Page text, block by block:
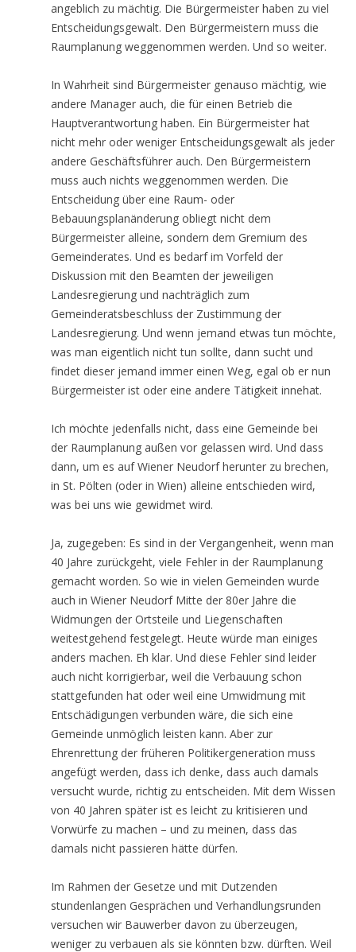
angeblich zu mächtig. Die Bürgermeister haben zu viel
Entscheidungsgewalt. Den Bürgermeistern muss die
Raumplanung weggenommen werden. Und so weiter.
In Wahrheit sind Bürgermeister genauso mächtig, wie
andere Manager auch, die für einen Betrieb die
Hauptverantwortung haben. Ein Bürgermeister hat
nicht mehr oder weniger Entscheidungsgewalt als jeder
andere Geschäftsführer auch. Den Bürgermeistern
muss auch nichts weggenommen werden. Die
Entscheidung über eine Raum- oder
Bebauungsplanänderung obliegt nicht dem
Bürgermeister alleine, sondern dem Gremium des
Gemeinderates. Und es bedarf im Vorfeld der
Diskussion mit den Beamten der jeweiligen
Landesregierung und nachträglich zum
Gemeinderatsbeschluss der Zustimmung der
Landesregierung. Und wenn jemand etwas tun möchte,
was man eigentlich nicht tun sollte, dann sucht und
findet dieser jemand immer einen Weg, egal ob er nun
Bürgermeister ist oder eine andere Tätigkeit innehat.
Ich möchte jedenfalls nicht, dass eine Gemeinde bei
der Raumplanung außen vor gelassen wird. Und dass
dann, um es auf Wiener Neudorf herunter zu brechen,
in St. Pölten (oder in Wien) alleine entschieden wird,
was bei uns wie gewidmet wird.
Ja, zugegeben: Es sind in der Vergangenheit, wenn man
40 Jahre zurückgeht, viele Fehler in der Raumplanung
gemacht worden. So wie in vielen Gemeinden wurde
auch in Wiener Neudorf Mitte der 80er Jahre die
Widmungen der Ortsteile und Liegenschaften
weitestgehend festgelegt. Heute würde man einiges
anders machen. Eh klar. Und diese Fehler sind leider
auch nicht korrigierbar, weil die Verbauung schon
stattgefunden hat oder weil eine Umwidmung mit
Entschädigungen verbunden wäre, die sich eine
Gemeinde unmöglich leisten kann. Aber zur
Ehrenrettung der früheren Politikergeneration muss
angefügt werden, dass ich denke, dass auch damals
versucht wurde, richtig zu entscheiden. Mit dem Wissen
von 40 Jahren später ist es leicht zu kritisieren und
Vorwürfe zu machen – und zu meinen, dass das
damals nicht passieren hätte dürfen.
Im Rahmen der Gesetze und mit Dutzenden
stundenlangen Gesprächen und Verhandlungsrunden
versuchen wir Bauwerber davon zu überzeugen,
weniger zu verbauen als sie könnten bzw. dürften. Weil